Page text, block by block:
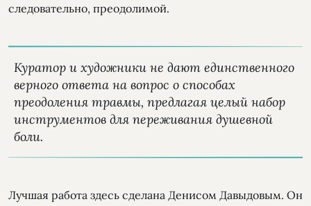
следовательно, преодолимой.
Куратор и художники не дают единственного
верного ответа на вопрос о способах
преодоления травмы, предлагая целый набор
инструментов для переживания душевной
боли.
Лучшая работа здесь сделана Денисом Давыдовым. Он